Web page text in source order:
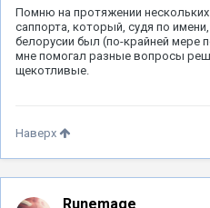
Помню на протяжении
саппорта, который, судя по
белорусии был (по-крайней мере
мне помогал разные вопросы
щекотливые.
Наверх
Runemage